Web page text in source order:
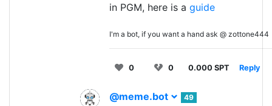
in PGM, here is a guide
I'm a bot, if you want a hand ask @ zottone444
0 0 0.000 SPT Reply
@meme.bot
49